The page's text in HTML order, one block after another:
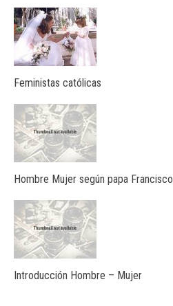
Feministas católicas
Hombre Mujer según papa Francisco
Introducción Hombre – Mujer